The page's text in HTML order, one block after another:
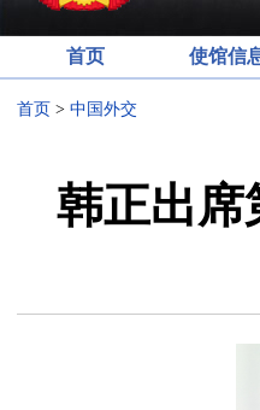
首页 使馆信
首页 > 中国外交
韩正出席